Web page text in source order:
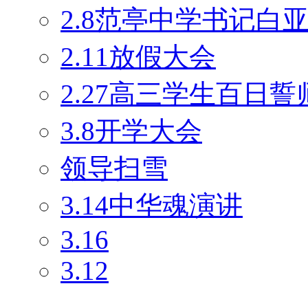
2.8范亭中学书记白
2.11放假大会
2.27高三学生百日誓
3.8开学大会
领导扫雪
3.14中华魂演讲
3.16
3.12